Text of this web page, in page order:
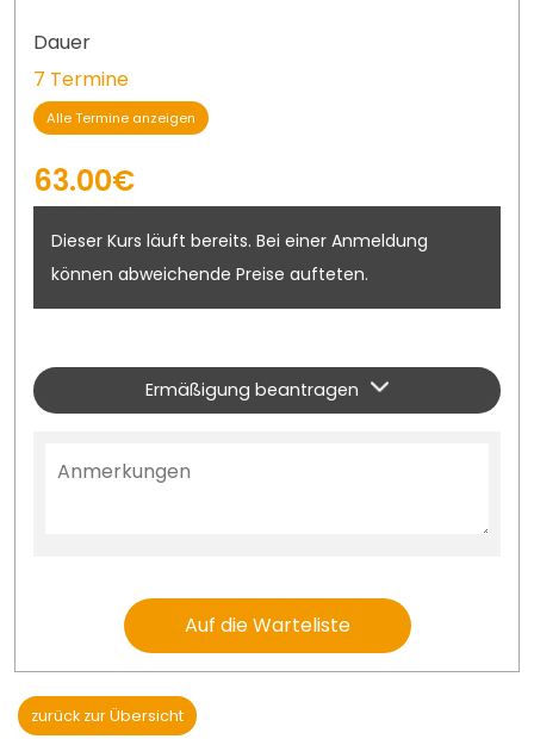
Dauer
7 Termine
Alle Termine anzeigen
63.00€
Dieser Kurs läuft bereits. Bei einer Anmeldung
können abweichende Preise aufteten.
Ermäßigung beantragen
Auf die Warteliste
zurück zur Übersicht